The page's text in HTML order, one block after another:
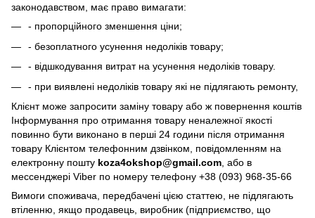
законодавством, має право вимагати:
- пропорційного зменшення ціни;
- безоплатного усунення недоліків товару;
- відшкодування витрат на усунення недоліків товару.
- при виявлені недоліків товару які не підлягають ремонту,
Клієнт може запросити заміну товару або ж повернення коштів
Інформування про отримання товару неналежної якості
повинно бути виконано в перші 24 години після отримання
товару Клієнтом телефонним дзвінком, повідомленням на
електронну пошту koza4okshop@gmail.com , або в
мессенджері Viber по номеру телефону +38 (093) 968-35-66
Вимоги споживача, передбачені цією статтею, не підлягають
втіленню, якщо продавець, виробник (підприємство, що